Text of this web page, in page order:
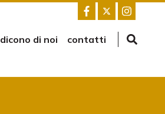
dicono di noi contatti